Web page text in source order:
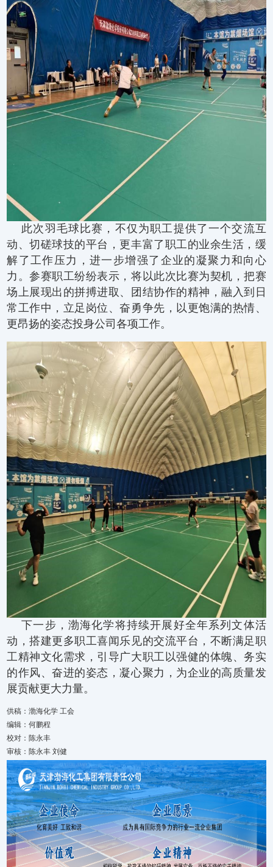
此次羽毛球比赛，不仅为职工提供了一个交流互
动、切磋球技的平台，更丰富了职工的业余生活，缓
解了工作压力，进一步增强了企业的凝聚力和向心
力。参赛职工纷纷表示，将以此次比赛为契机，把赛
场上展现出的拼搏进取、团结协作的精神，融入到日
常工作中，立足岗位、奋勇争先，以更饱满的热情、
更昂扬的姿态投身公司各项工作。
下一步，渤海化学将持续开展好全年系列文体活
动，搭建更多职工喜闻乐见的交流平台，不断满足职
工精神文化需求，引导广大职工以强健的体魄、务实
的作风、奋进的姿态，凝心聚力，为企业的高质量发
展贡献更大力量。
供稿：渤海化学 工会
编辑：何鹏程
校对：陈永丰
审核：陈永丰 刘健